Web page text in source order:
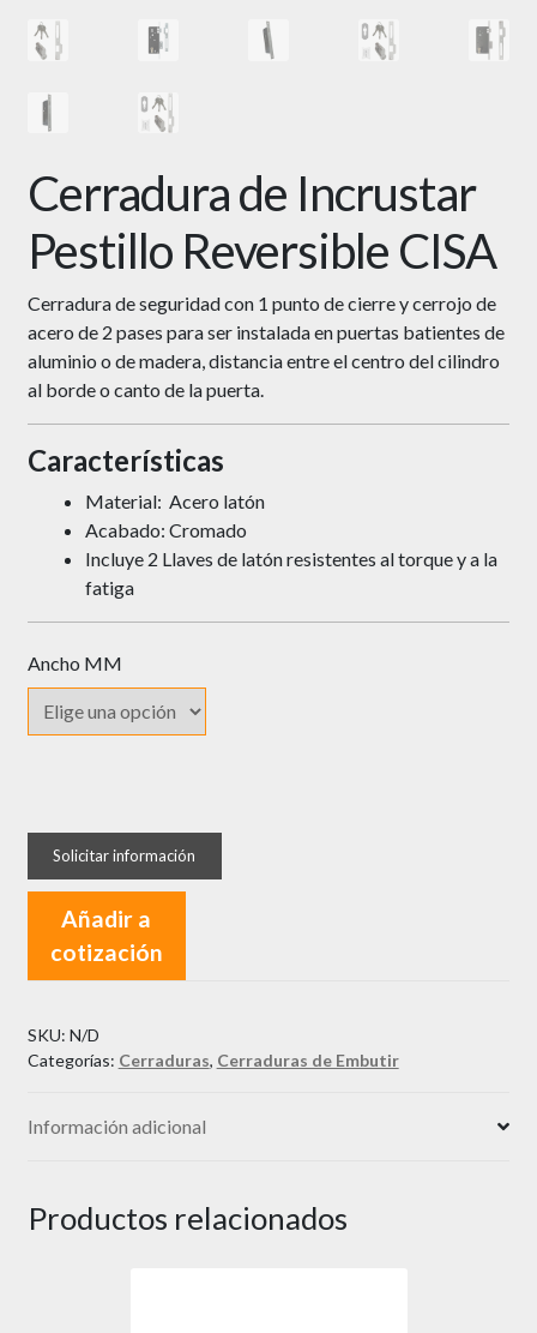
Cerradura de Incrustar
Pestillo Reversible CISA
Cerradura de seguridad con 1 punto de cierre y cerrojo de
acero de 2 pases para ser instalada en puertas batientes de
aluminio o de madera, distancia entre el centro del cilindro
al borde o canto de la puerta.
Características
Material: Acero latón
Acabado: Cromado
Incluye 2 Llaves de latón resistentes al torque y a la
fatiga
Ancho MM
Incrustar
Reversible
CISA
Añadir a
cotización
SKU: N/D
Categorías: Cerraduras, Cerraduras de Embutir
Información adicional
Productos relacionados